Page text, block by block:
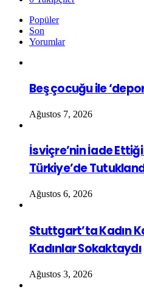
Popüler
Son
Yorumlar
Beş çocuğu ile
Ağustos 7, 2026
İsviçre’nin İade
Türkiye’de
Ağustos 6, 2026
Stuttgart’ta Kadın
Kadınlar Sokaktaydı
Ağustos 3, 2026